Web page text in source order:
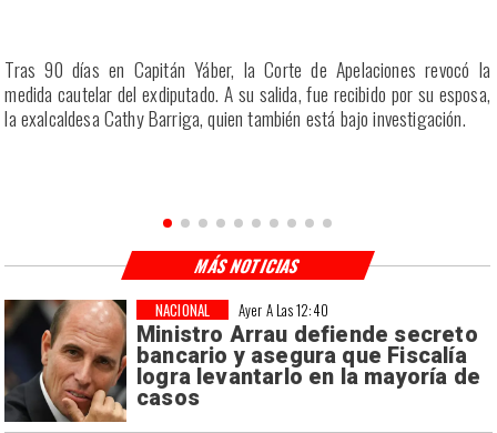
Tras 90 días en Capitán Yáber, la Corte de Apelaciones revocó la
medida cautelar del exdiputado. A su salida, fue recibido por su esposa,
la exalcaldesa Cathy Barriga, quien también está bajo investigación.
Ayer A Las 12:40
Ministro Arrau defiende secreto
bancario y asegura que Fiscalía
logra levantarlo en la mayoría de
casos
NACIONAL
MÁS NOTICIAS